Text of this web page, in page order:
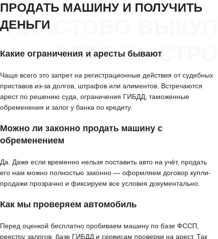
АПАСТОВО ВЫКУП
АВТО БЫСТРО
ПРОДАТЬ МАШИНУ И ПОЛУЧИТЬ
ДЕНЬГИ
Какие ограничения и аресты бывают
Чаще всего это запрет на регистрационные действия от судебных
приставов из-за долгов, штрафов или алиментов. Встречаются
арест по решению суда, ограничения ГИБДД, таможенные
обременения и залог у банка по кредиту.
Можно ли законно продать машину с
обременением
Да. Даже если временно нельзя поставить авто на учёт, продать
его нам можно полностью законно — оформляем договор купли-
продажи прозрачно и фиксируем все условия документально.
Как мы проверяем автомобиль
Перед оценкой бесплатно пробиваем машину по базе ФССП,
реестру залогов, базе ГИБДД и сервисам проверки на арест. Так